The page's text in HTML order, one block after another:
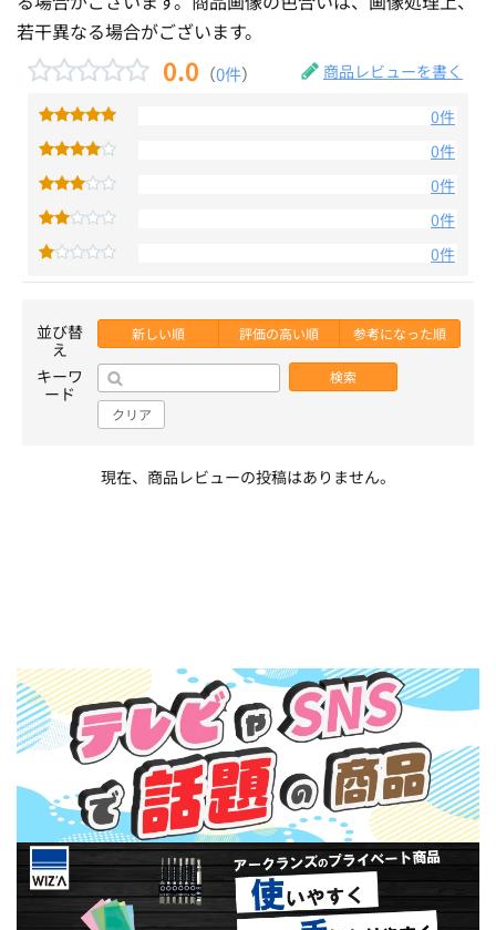
若干異なる場合がございます。
0.0 （0件） 商品レビューを書く
0件
0件
0件
0件
0件
並び替
え
新しい順 評価の高い順 参考になった順
キーワ
ード
検索
クリア
現在、商品レビューの投稿はありません。